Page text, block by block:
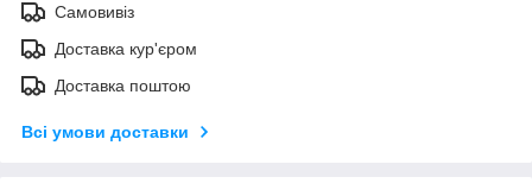
Самовивіз
Доставка кур'єром
Доставка поштою
Всі умови доставки